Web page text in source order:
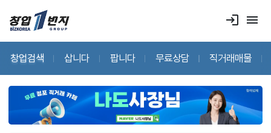
login menu
창업검색 삽니다 팝니다 무료상담 직거래매물